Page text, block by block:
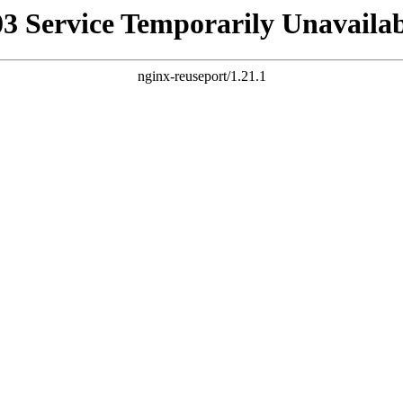
Service Temporarily
nginx-reuseport/1.21.1